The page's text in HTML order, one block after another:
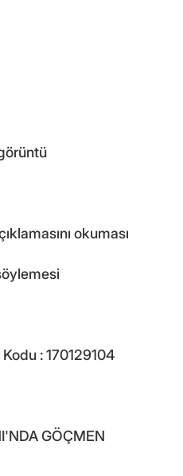
okuması
Kodu : 170129104
GÖÇMEN